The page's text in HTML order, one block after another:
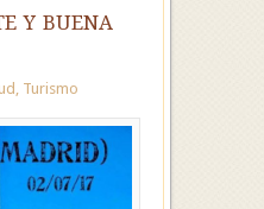
y buena
, Turismo